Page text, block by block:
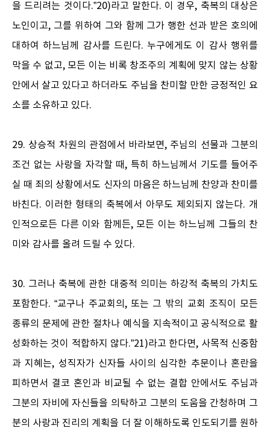
을 드리려는 것이다.”20)라고 말한다. 이 경우, 축복의 대상은
노인이고, 그를 위하여 그와 함께 그가 행한 선과 받은 호의에
대하여 하느님께 감사를 드린다. 누구에게도 이 감사 행위를
막을 수 없고, 모든 이는 비록 창조주의 계획에 맞지 않는 상황
안에서 살고 있다고 하더라도 주님을 찬미할 만한 긍정적인 요
소를 소유하고 있다.
29. 상승적 차원의 관점에서 바라보면, 주님의 선물과 그분의
조건 없는 사랑을 자각할 때, 특히 하느님께서 기도를 들어주
실 때 죄의 상황에서도 신자의 마음은 하느님께 찬양과 찬미를
바친다. 이러한 형태의 축복에서 아무도 제외되지 않는다. 개
인적으로든 다른 이와 함께든, 모든 이는 하느님께 그들의 찬
미와 감사를 올려 드릴 수 있다.
30. 그러나 축복에 관한 대중적 의미는 하강적 축복의 가치도
포함한다. “교구나 주교회의, 또는 그 밖의 교회 조직이 모든
종류의 문제에 관한 절차나 예식을 지속적이고 공식적으로 활
성화하는 것이 적합하지 않다.”21)라고 한다면, 사목적 신중함
과 지혜는, 성직자가 신자들 사이의 심각한 추문이나 혼란을
피하면서 결코 혼인과 비교될 수 없는 결합 안에서도 주님과
그분의 자비에 자신들을 의탁하고 그분의 도움을 간청하며 그
분의 사랑과 진리의 계획을 더 잘 이해하도록 인도되기를 원하